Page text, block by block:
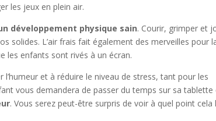
les jeux en plein air.
développement physique sain. Courir, grimper et
solides. L’air frais fait également des merveilles pour
les enfants sont rivés à un écran.
et à réduire le niveau de stress, tant pour les
vous demandera de passer du temps sur sa tablette
. Vous serez peut-être surpris de voir à quel point cela